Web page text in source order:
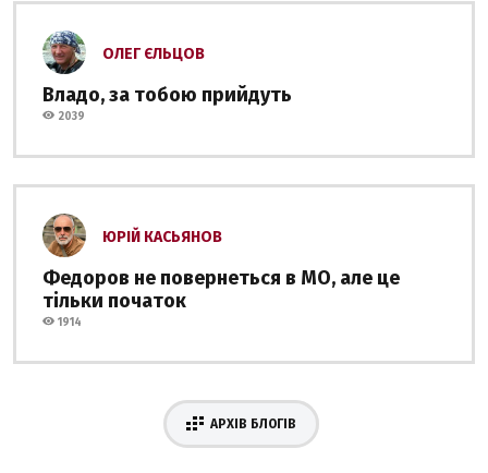
ОЛЕГ ЄЛЬЦОВ
Владо, за тобою прийдуть
2039
ЮРІЙ КАСЬЯНОВ
Федоров не повернеться в МО, але це
тільки початок
1914
АРХІВ БЛОГІВ